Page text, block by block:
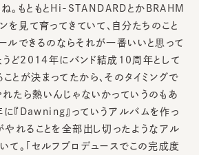
。もともとHi-STANDARDとかBRAHM
を見て育ってきていて、自分たちのこと
ルできるのならそれが一番いいと思って
うど2014年にバンド結成10周年として
とが決まってたから、そのタイミングで
たら熱いんじゃないかっていうのもあ
に『Dawning』っていうアルバムを作っ
やれることを全部出し切ったようなアル
て。「セルフプロデュースでこの完成度